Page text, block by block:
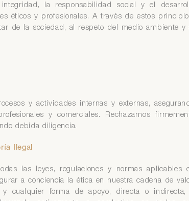
la responsabilidad social y el
éticos y profesionales. A través de estos
de la sociedad, al respeto del medio ambiente y
y actividades internas y externas,
y comerciales. Rechazamos
debida diligencia.
Ilegal
las leyes, regulaciones y normas aplicables
a conciencia la ética en nuestra cadena de
y cualquier forma de apoyo, directa o indirecta,